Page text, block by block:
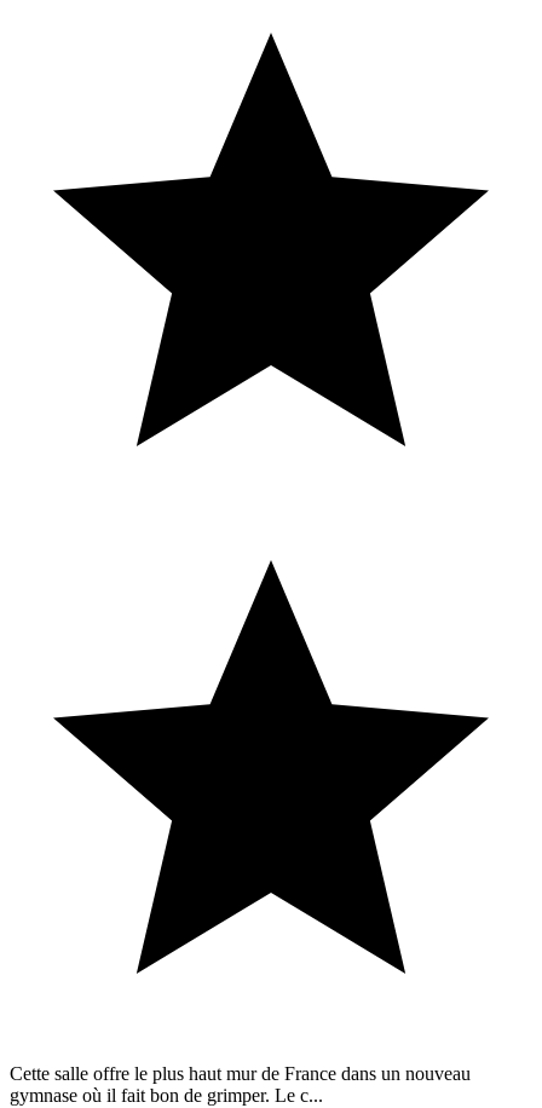
Cette salle offre le plus haut mur de France dans un nouveau
gymnase où il fait bon de grimper. Le c...